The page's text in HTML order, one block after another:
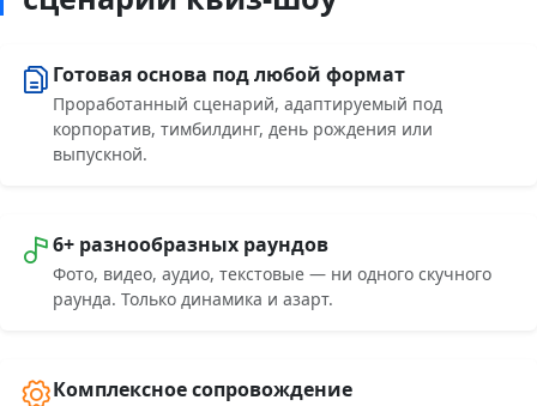
Готовая основа под любой формат
Проработанный сценарий, адаптируемый под
корпоратив, тимбилдинг, день рождения или
выпускной.
6+ разнообразных раундов
Фото, видео, аудио, текстовые — ни одного скучного
раунда. Только динамика и азарт.
Комплексное сопровождение